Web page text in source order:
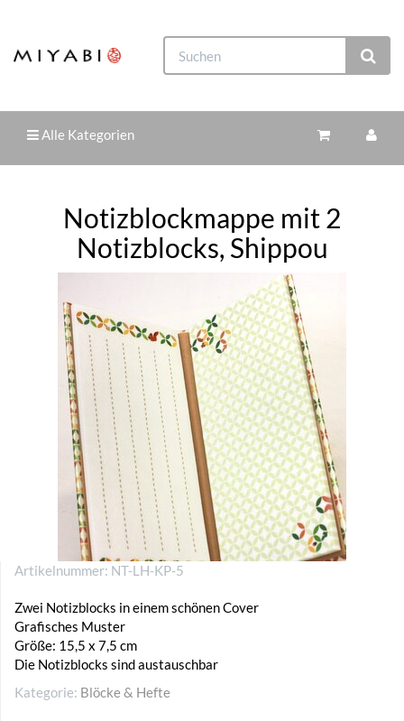
Alle Kategorien
Notizblockmappe mit 2
Notizblocks, Shippou
Artikelnummer: NT-LH-KP-5
Zwei Notizblocks in einem schönen Cover
Grafisches Muster
Größe: 15,5 x 7,5 cm
Die Notizblocks sind austauschbar
Kategorie: Blöcke & Hefte